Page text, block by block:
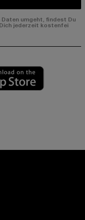
umgeht, findest Du
jederzeit kostenfei